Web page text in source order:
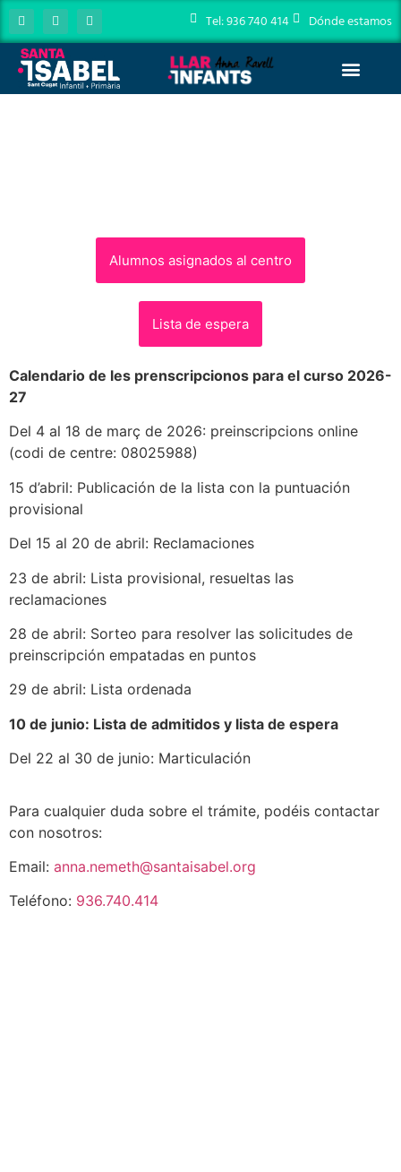
Tel: 936 740 414 Dónde estamos
Alumnos asignados al centro
Lista de espera
Calendario de les prenscripcionos para el curso 2026-
27
Del 4 al 18 de març de 2026: preinscripcions online
(codi de centre: 08025988)
15 d’abril: Publicación de la lista con la puntuación
provisional
Del 15 al 20 de abril: Reclamaciones
23 de abril: Lista provisional, resueltas las
reclamaciones
28 de abril: Sorteo para resolver las solicitudes de
preinscripción empatadas en puntos
29 de abril: Lista ordenada
10 de junio: Lista de admitidos y lista de espera
Del 22 al 30 de junio: Marticulación
Para cualquier duda sobre el trámite, podéis contactar
con nosotros:
Email: anna.nemeth@santaisabel.org
Teléfono: 936.740.414